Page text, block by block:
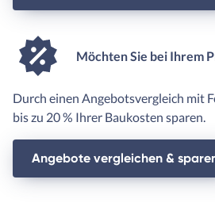
Möchten Sie bei Ihrem
Durch einen Angebotsvergleich mit
bis zu 20 % Ihrer Baukosten sparen.
Angebote vergleichen &